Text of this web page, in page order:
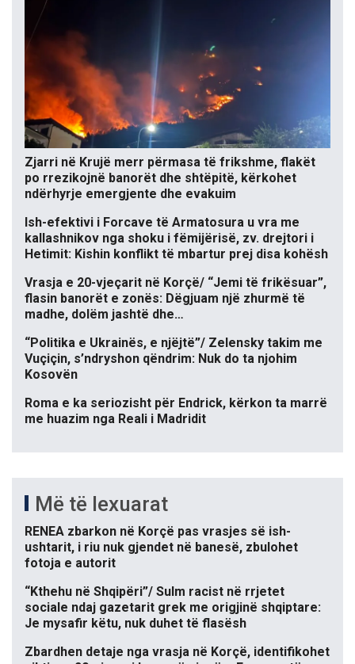
Zjarri në Krujë merr përmasa të frikshme, flakët
po rrezikojnë banorët dhe shtëpitë, kërkohet
ndërhyrje emergjente dhe evakuim
Ish-efektivi i Forcave të Armatosura u vra me
kallashnikov nga shoku i fëmijërisë, zv. drejtori i
Hetimit: Kishin konflikt të mbartur prej disa kohësh
Vrasja e 20-vjeçarit në Korçë/ “Jemi të frikësuar”,
flasin banorët e zonës: Dëgjuam një zhurmë të
madhe, dolëm jashtë dhe…
“Politika e Ukrainës, e njëjtë”/ Zelensky takim me
Vuçiçin, s’ndryshon qëndrim: Nuk do ta njohim
Kosovën
Roma e ka seriozisht për Endrick, kërkon ta marrë
me huazim nga Reali i Madridit
Më të lexuarat
RENEA zbarkon në Korçë pas vrasjes së ish-
ushtarit, i riu nuk gjendet në banesë, zbulohet
fotoja e autorit
“Kthehu në Shqipëri”/ Sulm racist në rrjetet
sociale ndaj gazetarit grek me origjinë shqiptare:
Je mysafir këtu, nuk duhet të flasësh
Zbardhen detaje nga vrasja në Korçë, identifikohet